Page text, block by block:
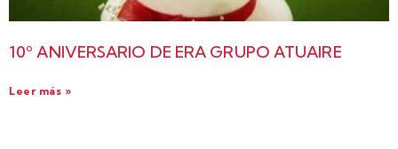
10º ANIVERSARIO DE ERA GRUPO ATUAIRE
Leer más »